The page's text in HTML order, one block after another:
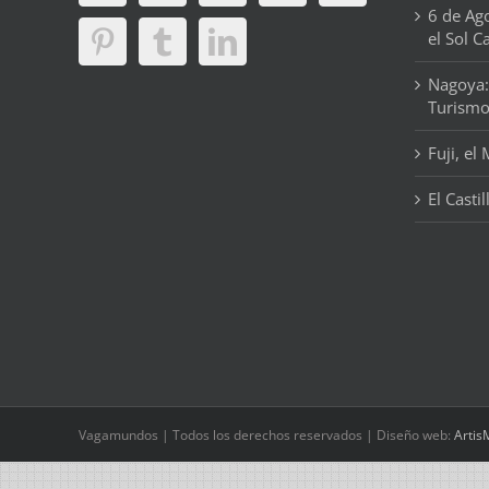
6 de
el Sol
Turismo
Fuji, el
El
Vagamundos | Todos los derechos reservados | Diseño web: